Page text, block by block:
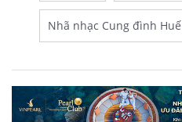
Nhã nhạc Cung đình Huế